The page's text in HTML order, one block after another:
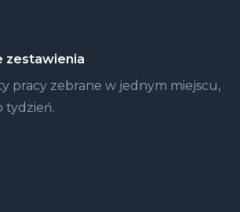
zestawienia
pracy zebrane w jednym miejscu,
tydzień.